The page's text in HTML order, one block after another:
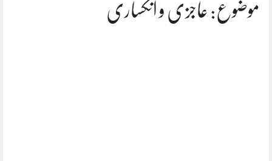
موضوع: عاجزی و انکساری